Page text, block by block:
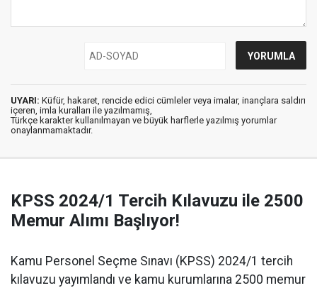
UYARI: Küfür, hakaret, rencide edici cümleler veya imalar, inançlara saldırı
içeren, imla kuralları ile yazılmamış,
Türkçe karakter kullanılmayan ve büyük harflerle yazılmış yorumlar
onaylanmamaktadır.
KPSS 2024/1 Tercih Kılavuzu ile 2500
Memur Alımı Başlıyor!
Kamu Personel Seçme Sınavı (KPSS) 2024/1 tercih
kılavuzu yayımlandı ve kamu kurumlarına 2500 memur